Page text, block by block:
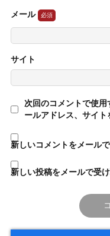
メール
サイト
次回のコメントで使用
ールアドレス、サイト
新しいコメントをメール
新しい投稿をメールで受